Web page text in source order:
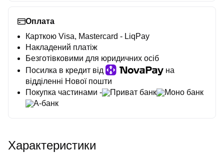
Оплата
Карткою Visa, Mastercard - LiqPay
Накладений платіж
Безготівковими для юридичних осіб
Посилка в кредит від
на
відділенні Нової пошти
Покупка частинами -
Приват банк
Моно банк
А-банк
Характеристики